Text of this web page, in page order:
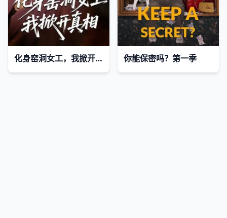
化身窑洞女工，我掀开真相 你能保密吗？第一季